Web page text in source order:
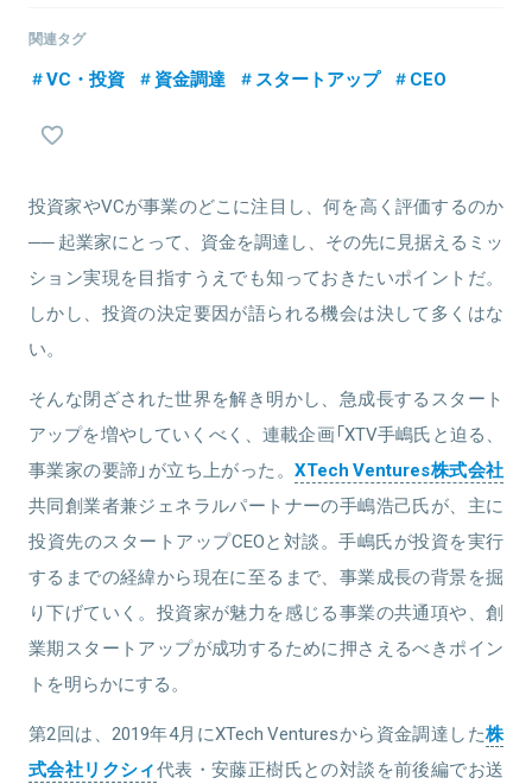
年ユナイテッド取締役に就任、新規事業立ち上げや創業期メルカリ
役を経て、LayerX取締役に就任（現任）。平行してXTech Ventures
関連情報をみる
て参画していたインターネット関連事業会社で、営業担当取締役と
般を担当し、東証マザーズ上場に貢献する。 2009年4月、ブライダ
者、マーケティング部門の責任者を経て、取締役事業本部長に就
任、東証一部指定替に貢献する。その後、常務取締役として事業部
を統括し、売上262億円/ 社員数1,023名の規模(連結)へと成長させ
た。2016年5月、株式会社リクシィを創業。
関連タグ
VC・投資 資金調達 スタートアップ CEO
投資家やVCが事業のどこに注目し、何を高く評価するのか
── 起業家にとって、資金を調達し、その先に見据えるミッ
ション実現を目指すうえでも知っておきたいポイントだ。
しかし、投資の決定要因が語られる機会は決して多くはな
い。
そんな閉ざされた世界を解き明かし、急成長するスタート
アップを増やしていくべく、連載企画「XTV手嶋氏と迫る、
事業家の要諦」が立ち上がった。 XTech Ventures株式会社
共同創業者兼ジェネラルパートナーの手嶋浩己氏が、主に
投資先のスタートアップCEOと対談。手嶋氏が投資を実行
するまでの経緯から現在に至るまで、事業成長の背景を掘
り下げていく。投資家が魅力を感じる事業の共通項や、創
業期スタートアップが成功するために押さえるべきポイン
トを明らかにする。
第2回は、2019年4月にXTech Venturesから資金調達した株
式会社リクシィ代表・安藤正樹氏との対談を前後編でお送